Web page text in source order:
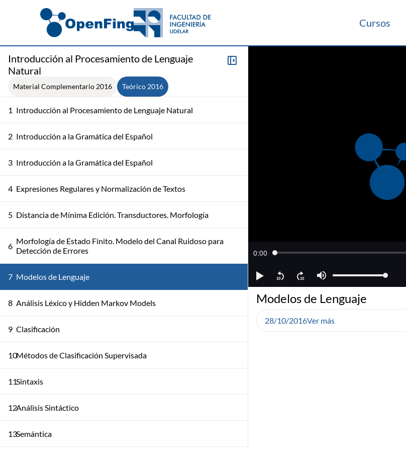
Cursos
Introducción al Procesamiento de Lenguaje
Natural
Material Complementario 2016 Teórico 2016
1 Introducción al Procesamiento de Lenguaje Natural
2 Introducción a la Gramática del Español
3 Introducción a la Gramática del Español
4 Expresiones Regulares y Normalización de Textos
5 Distancia de Mínima Edición. Transductores. Morfología
6 Morfología de Estado Finito. Modelo del Canal Ruidoso para
Detección de Errores
7 Modelos de Lenguaje
8 Análisis Léxico y Hidden Markov Models
9 Clasificación
10Métodos de Clasificación Supervisada
11Sintaxis
12Análisis Sintáctico
13Semántica
Modelos de Lenguaje
28/10/2016Ver más